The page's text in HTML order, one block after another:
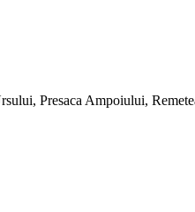
Presaca Ampoiului,